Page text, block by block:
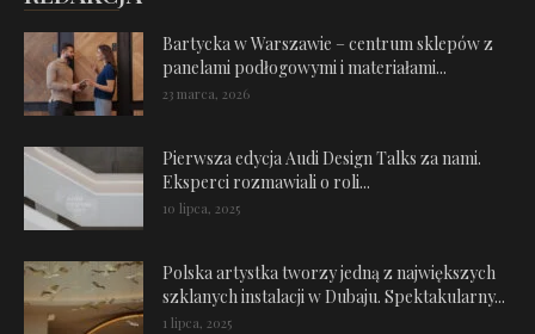
Bartycka w Warszawie – centrum sklepów z
panelami podłogowymi i materiałami...
23 marca, 2026
Pierwsza edycja Audi Design Talks za nami.
Eksperci rozmawiali o roli...
10 lipca, 2025
Polska artystka tworzy jedną z największych
szklanych instalacji w Dubaju. Spektakularny...
1 lipca, 2025